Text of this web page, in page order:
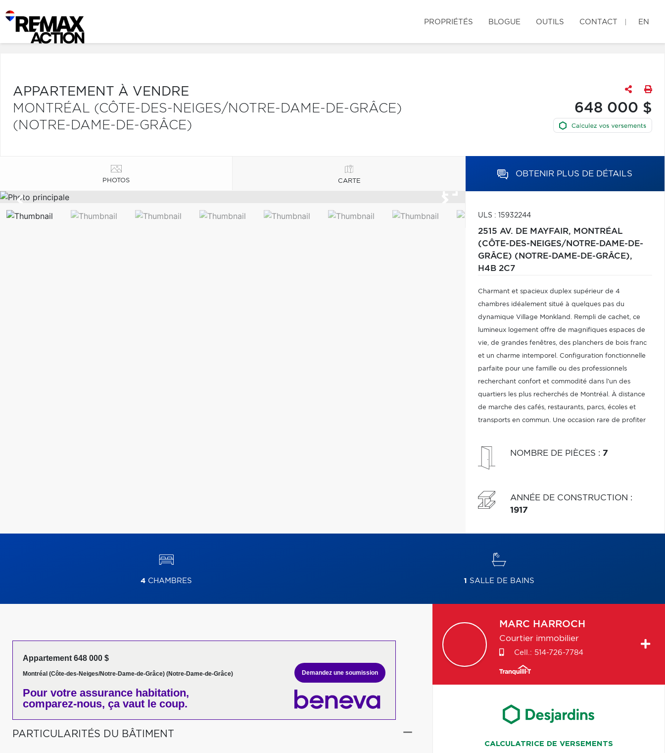
PROPRIÉTÉS BLOGUE OUTILS CONTACT EN
APPARTEMENT À VENDRE
MONTRÉAL (CÔTE-DES-NEIGES/NOTRE-DAME-DE-GRÂCE)
(NOTRE-DAME-DE-GRÂCE)
648 000 $
PHOTOS CARTE
OBTENIR PLUS DE DÉTAILS
ULS : 15932244
2515 AV. DE MAYFAIR, MONTRÉAL
(CÔTE-DES-NEIGES/NOTRE-DAME-DE-
GRÂCE) (NOTRE-DAME-DE-GRÂCE),
H4B 2C7
Charmant et spacieux duplex supérieur de 4
chambres idéalement situé à quelques pas du
dynamique Village Monkland. Rempli de cachet, ce
lumineux logement offre de magnifiques espaces de
vie, de grandes fenêtres, des planchers de bois franc
et un charme intemporel. Configuration fonctionnelle
parfaite pour une famille ou des professionnels
recherchant confort et commodité dans l'un des
quartiers les plus recherchés de Montréal. À distance
de marche des cafés, restaurants, parcs, écoles et
transports en commun. Une occasion rare de profiter
NOMBRE DE PIÈCES : 7
ANNÉE DE CONSTRUCTION :
1917
4 CHAMBRES 1 SALLE DE BAINS
Appartement 648 000 $
Montréal (Côte-des-Neiges/Notre-Dame-de-Grâce) (Notre-Dame-de-Grâce)
Pour votre assurance habitation,
comparez-nous, ça vaut le coup.
Demandez une soumission
PARTICULARITÉS DU BÂTIMENT
MARC HARROCH
Courtier immobilier
Cell.: 514-726-7784
CALCULATRICE DE VERSEMENTS